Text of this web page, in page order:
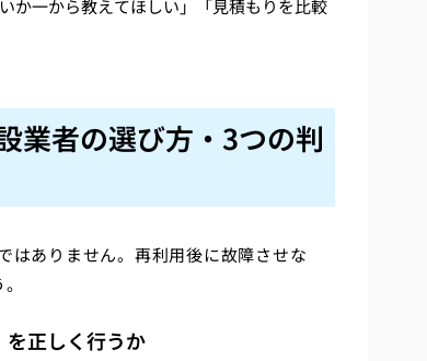
か一から教えてほしい」「見積もりを比較
業者の選び方・3つの判
はありません。再利用後に故障させな
正しく行うか